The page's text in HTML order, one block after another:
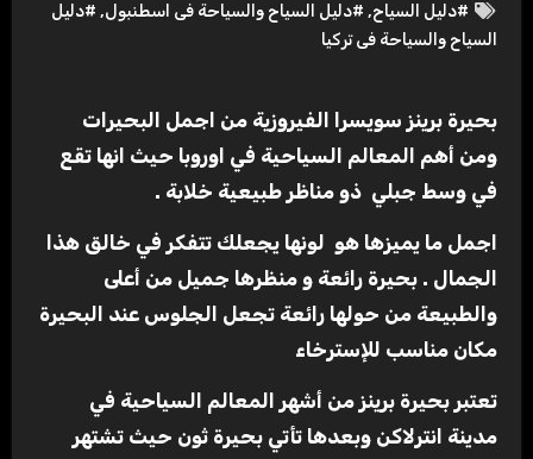
#دليل السياح, #دليل السياح والسياحة فى اسطنبول, #دليل
السياح والسياحة فى تركيا
بحيرة برينز سويسرا الفيروزية من اجمل البحيرات
ومن أهم المعالم السياحية في اوروبا حيث انها تقع
في وسط جبلي ذو مناظر طبيعية خلابة .
اجمل ما يميزها هو لونها يجعلك تتفكر في خالق هذا
الجمال . بحيرة رائعة و منظرها جميل من أعلى
والطبيعة من حولها رائعة تجعل الجلوس عند البحيرة
مكان مناسب للإسترخاء
تعتبر بحيرة برينز من أشهر المعالم السياحية في
مدينة انترلاكن وبعدها تأتي بحيرة ثون حيث تشتهر